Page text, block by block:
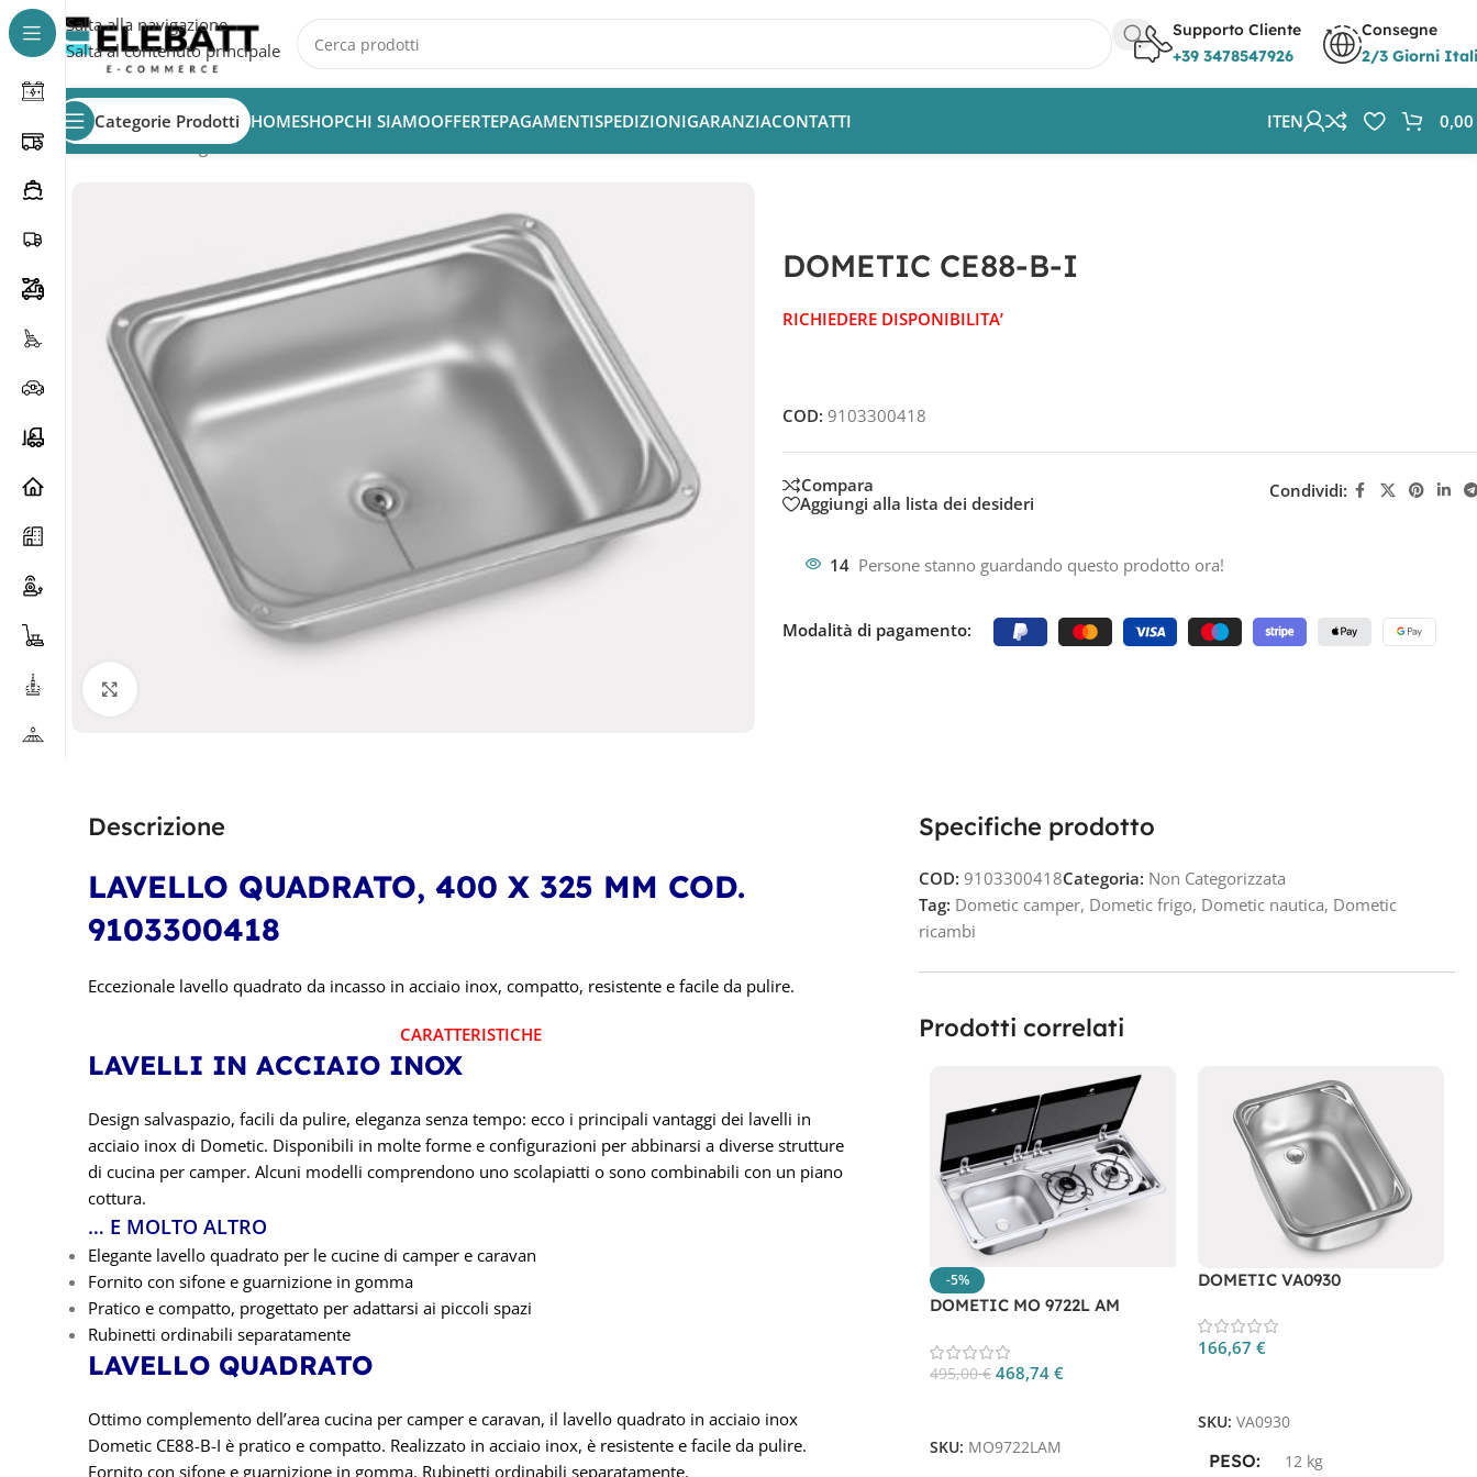
Salta alla navigazione
Salta al contenuto principale
Supporto Cliente
+39 3478547926
Consegne
2/3 Giorni
Categorie Prodotti HOMESHOPCHI SIAMOOFFERTEPAGAMENTISPEDIZIONIGARANZIACONTATTI ITEN
0,00
Home/Non Categorizzata
DOMETIC CE88-B-I
RICHIEDERE DISPONIBILITA’
COD: 9103300418
Compara
Aggiungi alla lista dei desideri
Condividi:
14 Persone stanno guardando questo prodotto ora!
Modalità di pagamento:
Descrizione
LAVELLO QUADRATO, 400 X 325 MM COD.
9103300418
Eccezionale lavello quadrato da incasso in acciaio inox, compatto, resistente e facile da pulire.
CARATTERISTICHE
LAVELLI IN ACCIAIO INOX
Design salvaspazio, facili da pulire, eleganza senza tempo: ecco i principali vantaggi dei lavelli in
acciaio inox di Dometic. Disponibili in molte forme e configurazioni per abbinarsi a diverse strutture
di cucina per camper. Alcuni modelli comprendono uno scolapiatti o sono combinabili con un piano
cottura.
… E MOLTO ALTRO
Elegante lavello quadrato per le cucine di camper e caravan
Fornito con sifone e guarnizione in gomma
Pratico e compatto, progettato per adattarsi ai piccoli spazi
Rubinetti ordinabili separatamente
LAVELLO QUADRATO
Ottimo complemento dell’area cucina per camper e caravan, il lavello quadrato in acciaio inox
Dometic CE88-B-I è pratico e compatto. Realizzato in acciaio inox, è resistente e facile da pulire.
Fornito con sifone e guarnizione in gomma. Rubinetti ordinabili separatamente.
Specifiche prodotto
COD:9103300418Categoria: Non Categorizzata
Tag: Dometic camper, Dometic frigo, Dometic nautica, Dometic
ricambi
Prodotti correlati
-5%
DOMETIC MO 9722L AM
495,00€ 468,74€
SKU: MO9722LAM
DOMETIC VA0930
166,67€
SKU:VA0930
PESO 12 kg